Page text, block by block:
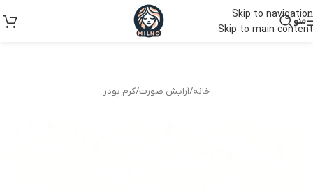
Skip to navigation
Skip to main content
منو
خانه/آرایش صورت/کرم پودر